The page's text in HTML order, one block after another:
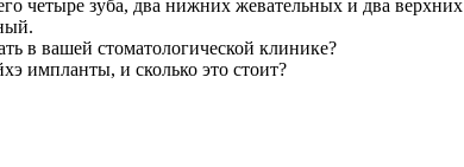
четыре зуба, два нижних жевательных и два
в вашей стоматологической клинике?
импланты, и сколько это стоит?